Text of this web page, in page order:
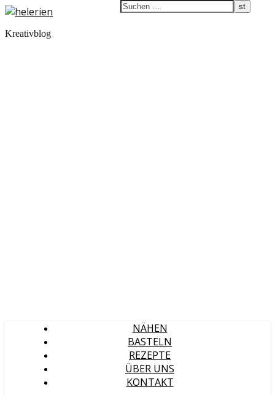
Kreativblog
NÄHEN
BASTELN
REZEPTE
ÜBER UNS
KONTAKT